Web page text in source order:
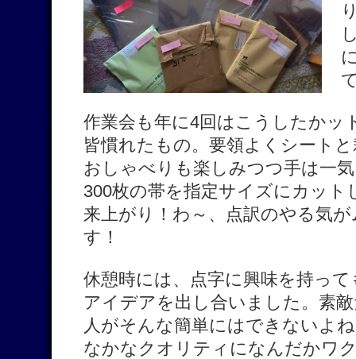
作業会も年に4回はこうしたかッ
皆慣れたもの。要領よくシート
おしゃべりも楽しみつつ手は一
300枚の帯を指定サイズにカッ
来上がり！わ～、点訳のやる気
す！
休憩時には、点字に興味を持っ
アイデアを出し合いました。素
人がそんな簡単にはできないよ
なかなクオリティになんだかワ